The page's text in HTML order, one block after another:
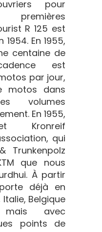
pour
premières
R 125 est
En 1955,
centaine de
est
par jour,
motos dans
volumes
En 1955,
Kronreif
qui
Trunkenpolz
que nous
À partir
déjà en
Belgique
avec
points de